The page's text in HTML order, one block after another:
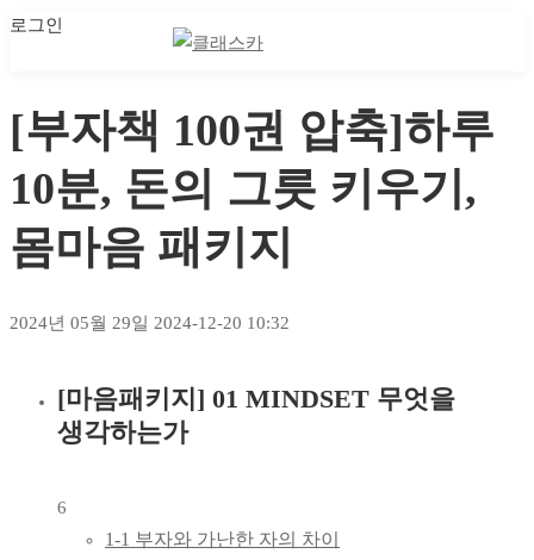
로그인
[부자책 100권 압축]하루
10분, 돈의 그릇 키우기,
몸마음 패키지
2024년 05월 29일 2024-12-20 10:32
[부자책
100권
압축]
[마음패키지] 01 MINDSET 무엇을
생각하는가
6
1-1 부자와 가난한 자의 차이